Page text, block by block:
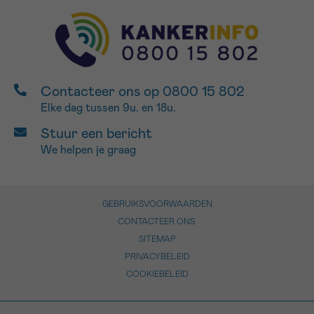
Contacteer ons op 0800 15 802
Elke dag tussen 9u. en 18u.
Stuur een bericht
We helpen je graag
GEBRUIKSVOORWAARDEN
CONTACTEER ONS
SITEMAP
PRIVACYBELEID
COOKIEBELEID